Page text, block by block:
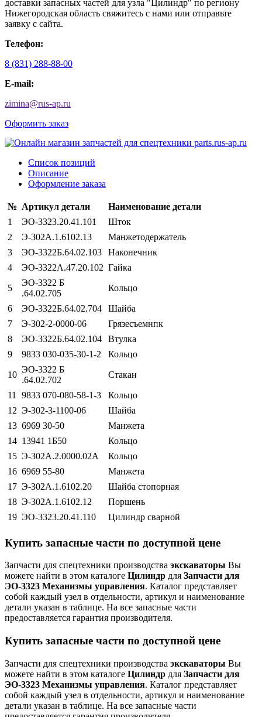
доставки запасных частей для узла "Цилиндр" по региону
Нижегородская область свяжитесь с нами или отправьте
заявку с сайта.
Телефон:
8 (831) 288-88-00
E-mail:
zimina@rus-ap.ru
Оформить заказ
Список позиций
Описание
Оформление заказа
№ Артикул детали
Наименование детали
1
ЭО-3323.20.41.101
Шток
2
Э-302А.1.6102.13
Манжетодержатель
3
ЭО-3322Б.64.02.103
Наконечник
4
ЭО-3322А.47.20.102 Гайка
5
ЭО-3322 Б
.64.02.705
Кольцо
6 ЭО-3322Б.64.02.704
Шайба
7
Э-302-2-0000-06
Грязесъемнпк
8
ЭО-3322Б.64.02.104
Втулка
9
9833 030-035-30-1-2 Кольцо
10
ЭО-3322 Б
.64.02.702
Стакан
11 9833 070-080-58-1-3
Кольцо
12 Э-302-3-1100-06
Шайба
13 6969 30-50
Манжета
14 13941 1Б50
Кольцо
15 Э-302А.2.0000.02А
Кольцо
16 6969 55-80
Манжета
17 Э-302А.1.6102.20
Шайба стопорная
18 Э-302А.1.6102.12
Поршень
19 ЭО-3323.20.41.110 Цилиндр сварной
Купить запасные части по доступной цене
Запчасти для спецтехники производства экскаваторы Вы
можете найти в этом каталоге Цилиндр для Запчасти для
ЭО-3323 Механизмы управления. Каталог представляет
собой каждый узел в отдельности, артикул и наименование
детали указан в таблице. На все запасные части
предоставляется гарантия производителя.
Купить запасные части по доступной цене
Запчасти для спецтехники производства экскаваторы Вы
можете найти в этом каталоге Цилиндр для Запчасти для
ЭО-3323 Механизмы управления. Каталог представляет
собой каждый узел в отдельности, артикул и наименование
детали указан в таблице. На все запасные части